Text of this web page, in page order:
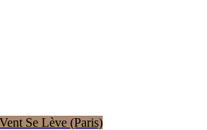
Se Lève (Paris)